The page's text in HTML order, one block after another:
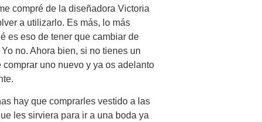
compré de la diseñadora Victoria
a utilizarlo. Es más, lo más
es eso de tener que cambiar de
no. Ahora bien, si no tienes un
uno nuevo y ya os adelanto
hay que comprarles vestido a las
les sirviera para ir a una boda ya